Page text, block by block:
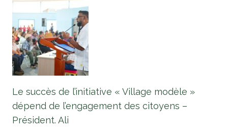
Le succès de l’initiative « Village modèle »
dépend de l’engagement des citoyens –
Président. Ali